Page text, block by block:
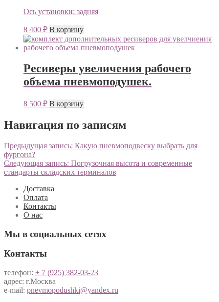
Ось установки: задняя
8 400 ₽ В корзину
Ресиверы увеличения рабочего
объема пневмоподушек.
8 500 ₽ В корзину
Навигация по записям
Предыдущая запись: Какую пневмоподвеску выбрать для
фургона?
Следующая запись: Погрузочная высота и современные
стандарты складских терминалов
Доставка
Оплата
Контакты
О нас
Мы в социальных сетях
Контакты
телефон: + 7 (925) 382-03-23
адрес: г.Москва
e-mail: pnevmopodushki@yandex.ru